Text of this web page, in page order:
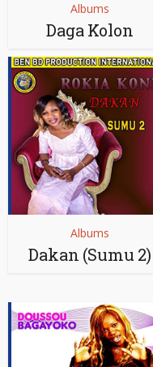
Albums
Daga Kolon
Albums
Dakan (Sumu 2)